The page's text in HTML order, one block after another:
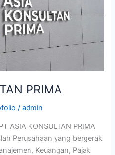
PRIMA
/admin
ASIA KONSULTAN PRIMA
Perusahaan yang bergerak
Keuangan, Pajak